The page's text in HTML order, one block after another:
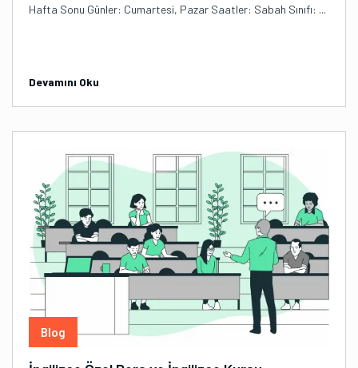
Hafta Sonu Günler: Cumartesi, Pazar Saatler: Sabah Sınıfı: ...
Devamını Oku
Blog